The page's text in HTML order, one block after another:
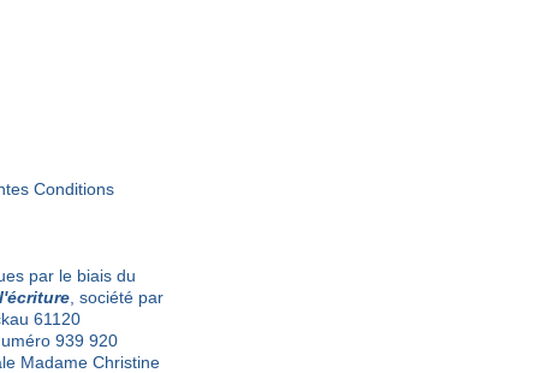
Conditions
par le biais du
, société par
61120
939 920
Madame Christine